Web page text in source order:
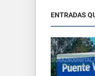
ENTRADAS